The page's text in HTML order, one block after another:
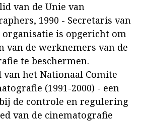
van de Unie van
1990 - Secretaris van
organisatie is opgericht om
van de werknemers van de
te beschermen.
het Nationaal Comite
(1991-2000) - een
de controle en regulering
van de cinematografie